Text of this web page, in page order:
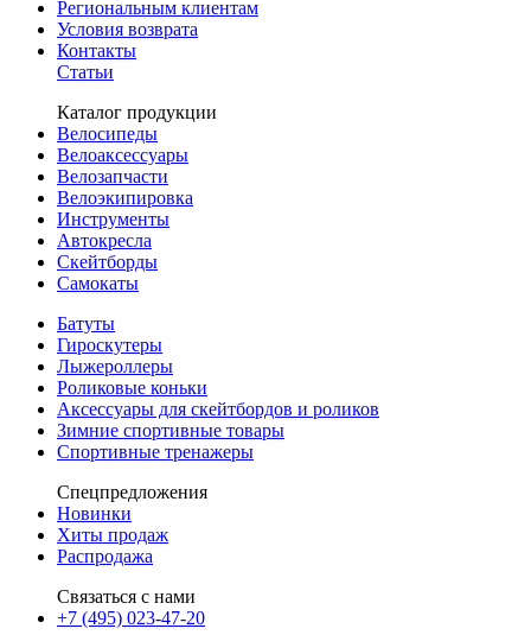
Региональным клиентам
Условия возврата
Контакты
Статьи
Каталог продукции
Велосипеды
Велоаксессуары
Велозапчасти
Велоэкипировка
Инструменты
Автокресла
Скейтборды
Самокаты
Батуты
Гироскутеры
Лыжероллеры
Роликовые коньки
Аксессуары для скейтбордов и роликов
Зимние спортивные товары
Спортивные тренажеры
Спецпредложения
Новинки
Хиты продаж
Распродажа
Связаться с нами
+7 (495) 023-47-20